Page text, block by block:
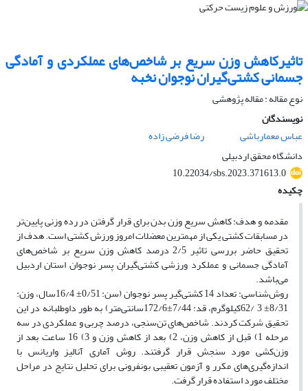
تاثیرکاهش وزن سریع بر شاخص‌های عملکردی و آمادگی
جسمانی کشتی‌گیران نوجوان نخبه
نوع مقاله : مقاله پژوهشی
نویسندگان
عباس معمارباشی
رضا فرضی زاده
دانشگاه محقق اردبیلی
10.22034/sbs.2023.371613.0
چکیده
مقدمه و هدف: کاهش سریع وزن بدن برای قرار گرفتن در رده وزنی پایین‌تر
در مسابقات کشتی یکی از مهمترین معضلات امروز ورزش کشتی است. هدف از
تحقیق حاضر بررسی تاثیر 2/5 درصد کاهش وزن سریع بر شاخص‌های
آمادگی جسمانی و عملکرد ورزشی کشتی‌گیران پسر نوجوان استان اردبیل
می‌باشد.
روش‌شناسی: تعداد 14 کشتی‌گیر پسر نوجوان (سن: 0/51± 16/4سال، وزن:
8/31± 3 /62کیلوگرم، قد: 7/44±172/6سانتی‌متر) به طور داوطلبانه در این
تحقیق شرکت کردند. شاخص‌های تن‌سنجی، درصد چربی و عملکردی در سه
مرحله 1) قبل از کاهش وزن، 2) بعد از کاهش وزن و 3) 16 ساعت بعد از
وزن‌کشی مورد سنجش قرار گرفتند. روش آماری آنالیز واریانس با
اندازه‌گیری‌های مکرر و آزمون تعقیبی بونفرونی برای تحلیل نتایج در مراحل
مختلف مورد استفاده قرار گرفت.